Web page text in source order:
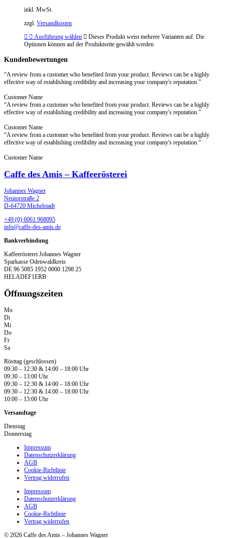
inkl. MwSt.
zzgl. Versandkosten
Ausführung wählen
Dieses Produkt weist mehrere Varianten auf. Die
Optionen können auf der Produktseite gewählt werden
Kundenbewertungen
“A review from a customer who benefited from your product. Reviews can be a highly
effective way of establishing credibility and increasing your company's reputation.”
Customer Name
“A review from a customer who benefited from your product. Reviews can be a highly
effective way of establishing credibility and increasing your company's reputation.”
Customer Name
“A review from a customer who benefited from your product. Reviews can be a highly
effective way of establishing credibility and increasing your company's reputation.”
Customer Name
Caffe des Amis – Kaffeerösterei
Johannes Wagner
Neutorstraße 2
D-64720 Michelstadt
+49 (0) 6061 968095
info@caffe-des-amis.de
Bankverbindung
Kaffeerösterei Johannes Wagner
Sparkasse Odenwaldkreis
DE 96 5085 1952 0000 1298 25
HELADEF1ERB
Öffnungszeiten
Mo
Di
Mi
Do
Fr
Sa
Rösttag (geschlossen)
09:30 – 12:30 & 14:00 – 18:00 Uhr
09:30 – 13:00 Uhr
09:30 – 12:30 & 14:00 – 18:00 Uhr
09:30 – 12:30 & 14:00 – 18:00 Uhr
10:00 – 13:00 Uhr
Versandtage
Dienstag
Donnerstag
Impressum
Datenschutzerklärung
AGB
Cookie-Richtlinie
Vertrag widerrufen
Impressum
Datenschutzerklärung
AGB
Cookie-Richtlinie
Vertrag widerrufen
© 2026 Caffe des Amis – Johannes Wagner